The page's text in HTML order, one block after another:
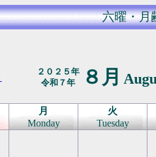
六曜・月
２０２５年
令和７年
８月
月
Monday
火
Tuesday